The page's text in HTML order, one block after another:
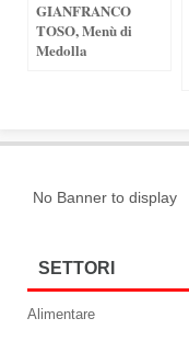
GIANFRANCO
TOSO, Menù di
Medolla
No Banner to display
SETTORI
Alimentare